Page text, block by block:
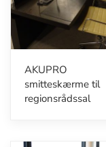
AKUPRO
smitteskærme til
regionsrådssal